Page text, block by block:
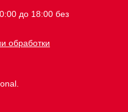
до 18:00 без
обработки